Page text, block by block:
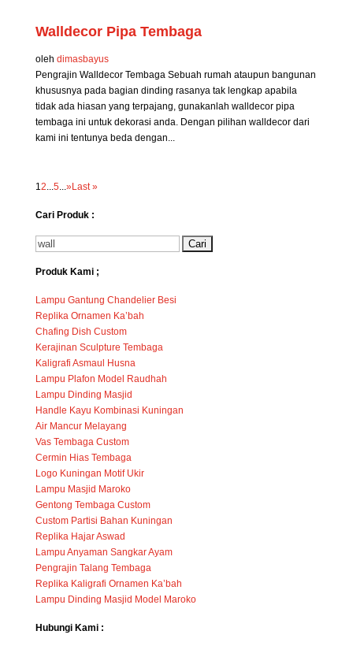
Walldecor Pipa Tembaga
oleh dimasbayus
Pengrajin Walldecor Tembaga Sebuah rumah ataupun bangunan
khususnya pada bagian dinding rasanya tak lengkap apabila
tidak ada hiasan yang terpajang, gunakanlah walldecor pipa
tembaga ini untuk dekorasi anda. Dengan pilihan walldecor dari
kami ini tentunya beda dengan...
1 2 5... »Last »
Cari Produk :
Cari
Produk Kami ;
Lampu Gantung Chandelier Besi
Replika Ornamen Ka’bah
Chafing Dish Custom
Kerajinan Sculpture Tembaga
Kaligrafi Asmaul Husna
Lampu Plafon Model Raudhah
Lampu Dinding Masjid
Handle Kayu Kombinasi Kuningan
Air Mancur Melayang
Vas Tembaga Custom
Cermin Hias Tembaga
Logo Kuningan Motif Ukir
Lampu Masjid Maroko
Gentong Tembaga Custom
Custom Partisi Bahan Kuningan
Replika Hajar Aswad
Lampu Anyaman Sangkar Ayam
Pengrajin Talang Tembaga
Replika Kaligrafi Ornamen Ka’bah
Lampu Dinding Masjid Model Maroko
Hubungi Kami :